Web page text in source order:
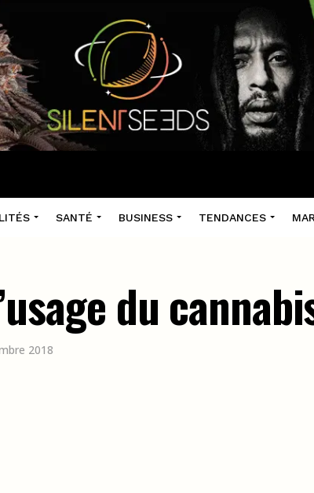
SANTÉ BUSINESS TENDANCES
du
2018